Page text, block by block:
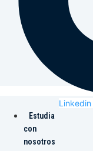
Linkedin
Estudia
con
nosotros